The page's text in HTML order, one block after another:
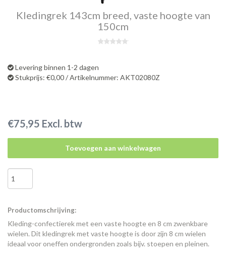
Kledingrek 143cm breed, vaste hoogte van
150cm
Levering binnen 1-2 dagen
Stukprijs: €0,00 / Artikelnummer: AKT02080Z
€75,95 Excl. btw
Toevoegen aan winkelwagen
Productomschrijving:
Kleding-confectierek met een vaste hoogte en 8 cm zwenkbare
wielen. Dit kledingrek met vaste hoogte is door zijn 8 cm wielen
ideaal voor oneffen ondergronden zoals bijv. stoepen en pleinen.